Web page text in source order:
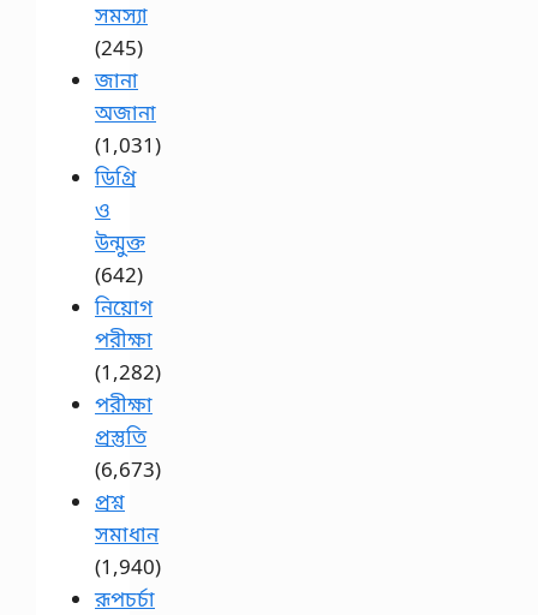
সমস্যা
(245)
জানা
অজানা
(1,031)
ডিগ্রি
ও
উন্মুক্ত
(642)
নিয়োগ
পরীক্ষা
(1,282)
পরীক্ষা
প্রস্তুতি
(6,673)
প্রশ্ন
সমাধান
(1,940)
রূপচর্চা